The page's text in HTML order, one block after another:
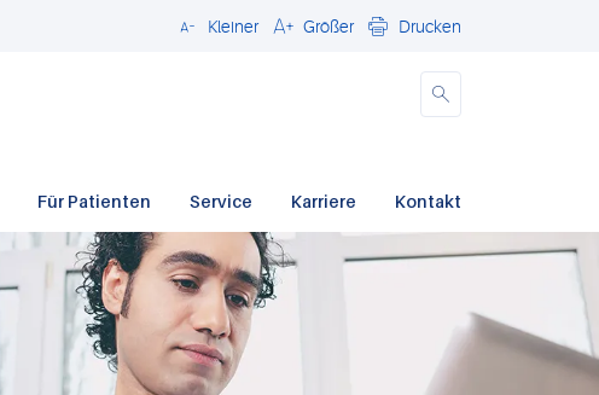
Schließen
Kleiner Größer Drucken
Für Patienten Service Karriere Kontakt